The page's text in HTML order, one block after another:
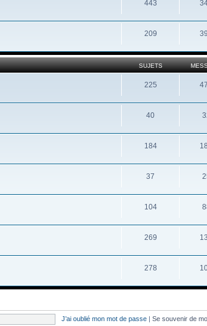
443
209
SUJETS
225
40
184
37
104
269
278
J’ai oublié mon mot de passe | Se souvenir de